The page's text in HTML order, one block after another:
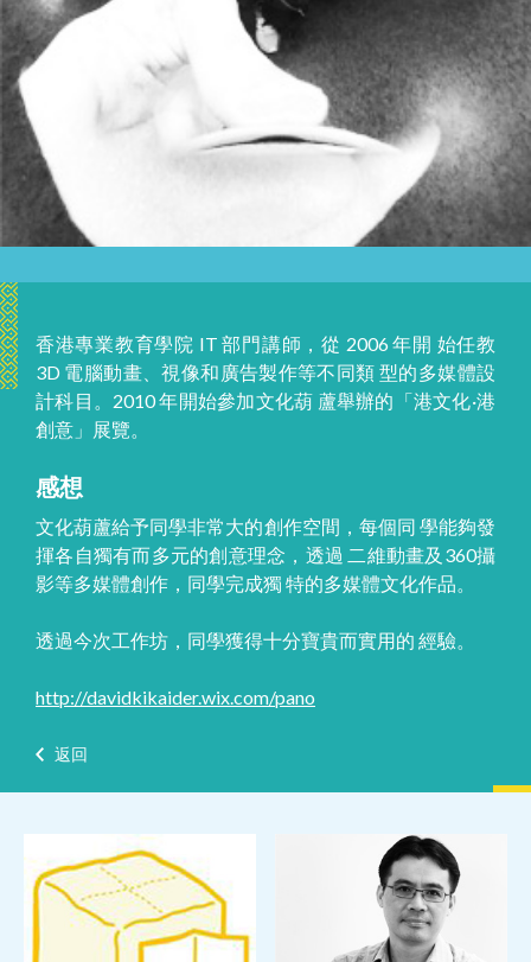
香港專業教育學院 IT 部門講師，從 2006 年開 始任教
3D 電腦動畫、視像和廣告製作等不同類 型的多媒體設
計科目。2010 年開始參加文化葫 蘆舉辦的「港文化·港
創意」展覽。
感想
文化葫蘆給予同學非常大的創作空間，每個同 學能夠發
揮各自獨有而多元的創意理念，透過 二維動畫及360攝
影等多媒體創作，同學完成獨 特的多媒體文化作品。
透過今次工作坊，同學獲得十分寶貴而實用的 經驗。
http://davidkikaider.wix.com/pano
返回